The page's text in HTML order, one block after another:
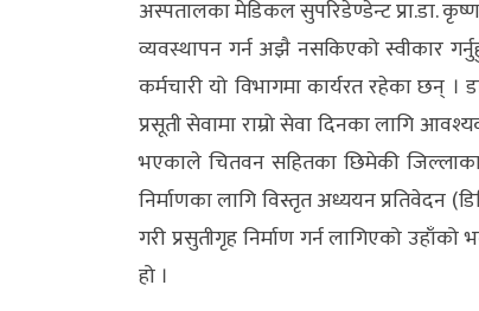
अस्पतालका मेडिकल सुपरिडेण्डेन्ट प्रा.डा.
व्यवस्थापन गर्न अझै नसकिएको स्वीकार
कर्मचारी यो विभागमा कार्यरत रहेका छन्
प्रसूती सेवामा राम्रो सेवा दिनका लागि
भएकाले चितवन सहितका छिमेकी
निर्माणका लागि विस्तृत अध्ययन प्रतिवेदन
गरी प्रसुतीगृह निर्माण गर्न लागिएको
हो ।